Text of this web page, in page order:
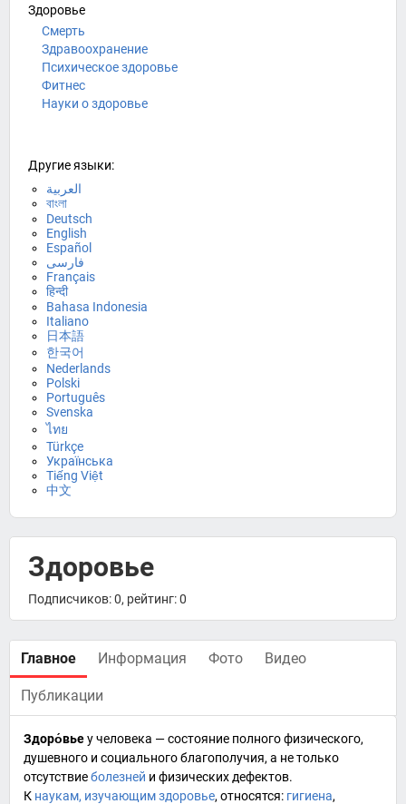
Здоровье
Смерть
Здравоохранение
Психическое здоровье
Фитнес
Науки о здоровье
Другие языки:
العربية
বাংলা
Deutsch
English
Español
فارسی
Français
हिन्दी
Bahasa Indonesia
Italiano
日本語
한국어
Nederlands
Polski
Português
Svenska
ไทย
Türkçe
Українська
Tiếng Việt
中文
Здоровье
Подписчиков: 0, рейтинг: 0
Главное Информация Фото Видео
Публикации
Здоро́вьеу человека — состояние полного физического,
душевного и социального благополучия, а не только
отсутствиеболезней и физических дефектов.
К наукам, изучающим здоровье, относятся: гигиена,